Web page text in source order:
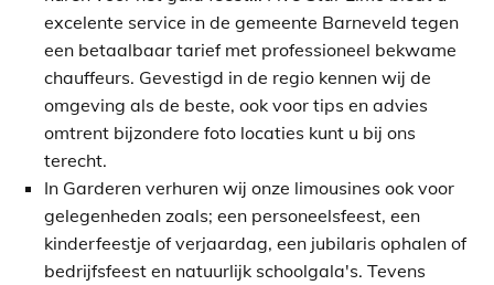
excelente service in de gemeente Barneveld tegen
een betaalbaar tarief met professioneel bekwame
chauffeurs. Gevestigd in de regio kennen wij de
omgeving als de beste, ook voor tips en advies
omtrent bijzondere foto locaties kunt u bij ons
terecht.
In Garderen verhuren wij onze limousines ook voor
gelegenheden zoals; een personeelsfeest, een
kinderfeestje of verjaardag, een jubilaris ophalen of
bedrijfsfeest en natuurlijk schoolgala's. Tevens